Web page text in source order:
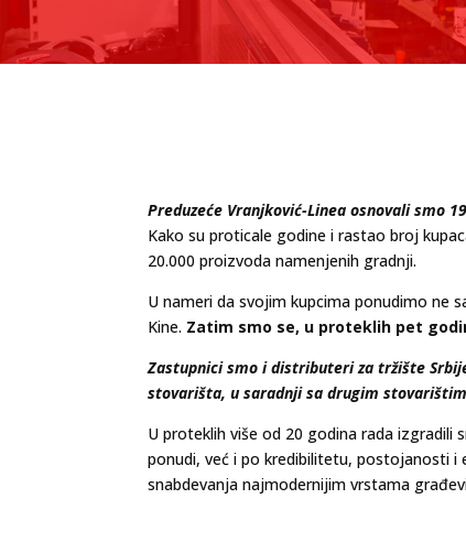
Preduzeće Vranjković-Linea osnovali smo
Kako su proticale godine i rastao broj
20.000 proizvoda namenjenih gradnji.
U nameri da svojim kupcima ponudimo ne
Kine. Zatim smo se, u proteklih pet
Zastupnici smo i distributeri za tržište
stovarišta, u saradnji sa drugim
U proteklih više od 20 godina rada
ponudi, već i po kredibilitetu, postojanosti i
snabdevanja najmodernijim vrstama